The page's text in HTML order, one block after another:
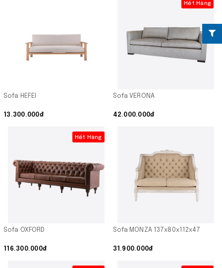
Sofa HEFEI
13.300.000₫
Hết Hàng
Sofa VERONA
42.000.000₫
Hết Hàng
Sofa OXFORD
116.300.000₫
Sofa MONZA 137x80x112x47
31.900.000₫